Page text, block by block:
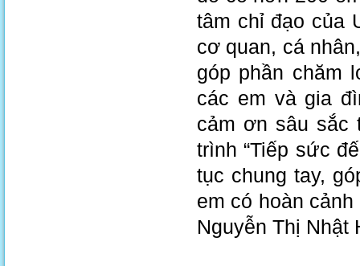
tâm chỉ đạo của
cơ quan, cá
góp phần chăm
các em và gia
cảm ơn sâu sắc
trình “Tiếp sức
tục chung tay,
em có hoàn
Nguyễn Thị Nhật